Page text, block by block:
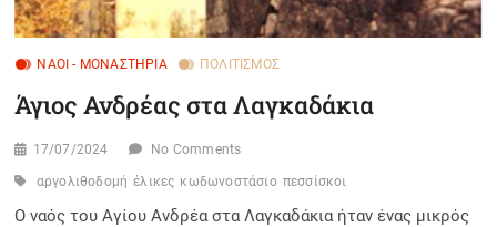
ΝΑΟΊ - ΜΟΝΑΣΤΉΡΙΑ ΠΟΛΙΤΙΣΜΌΣ
Άγιος Ανδρέας στα Λαγκαδάκια
17/07/2024 No Comments
αργολιθοδομή έλικες κωδωνοστάσιο πεσσίσκοι
Ο ναός του Αγίου Ανδρέα στα Λαγκαδάκια ήταν ένας μικρός